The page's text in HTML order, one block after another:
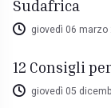
Sudafrica
giovedì 06 marzo
12 Consigli
giovedì 05